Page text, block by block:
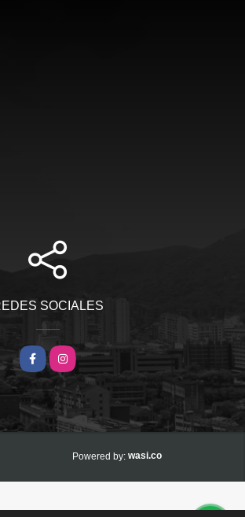
SOCIALES
FacebookInstagram
Powered by: wasi.co